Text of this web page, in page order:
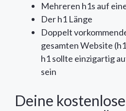
Mehreren h1s auf
Der h1 Länge
Doppelt
gesamten Website
h1 sollte einzigartig
sein
Deine